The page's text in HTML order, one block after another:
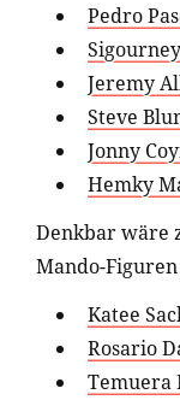
Pedro
Jeremy
Steve
Jonny
Hemky
Denkbar wäre
Mando-
Katee
Rosario
Temuera